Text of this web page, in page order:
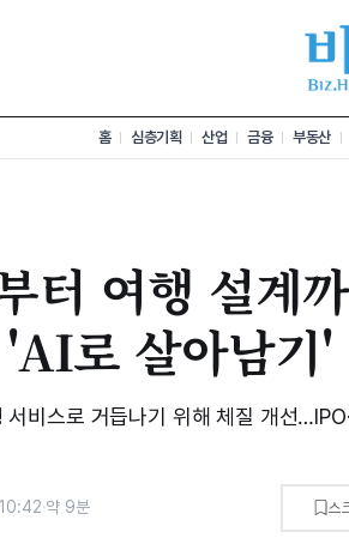
홈 심층기획 산업 금융 부동산
터 여행 설계
로 살아남기'
비스로 거듭나기 위해 체질 개선
·약 9분 스